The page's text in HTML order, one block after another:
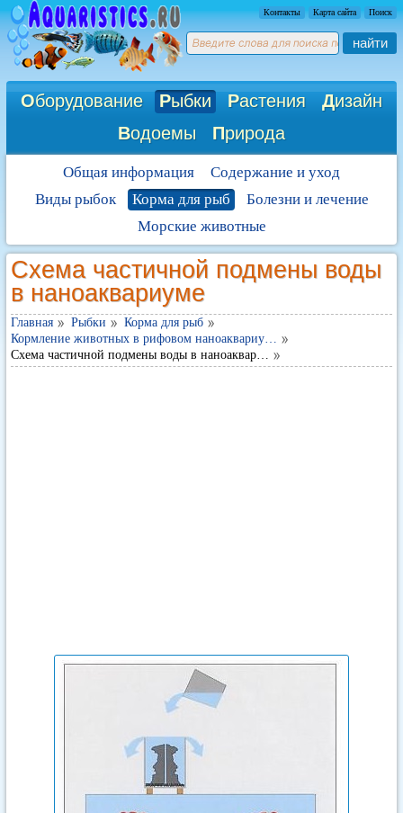
Контакты Карта сайта Поиск
найти
Оборудование Рыбки Растения Дизайн
Водоемы Природа
Общая информация
Содержание и уход
Виды рыбок
Корма для рыб
Болезни и лечение
Морские животные
Схема частичной подмены воды
в наноаквариуме
Главная Рыбки
Корма для рыб
Кормление животных в рифовом наноаквариу…
Схема частичной подмены воды в наноаквар…